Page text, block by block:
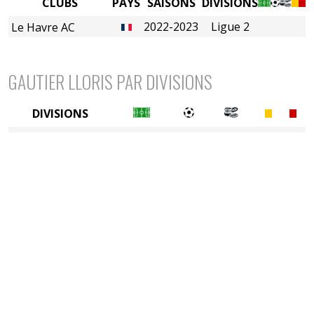
2022-2023
Ligue 2
Le Havre AC
GAUTIER LLORIS PAR DIVISIONS
DIVISIONS